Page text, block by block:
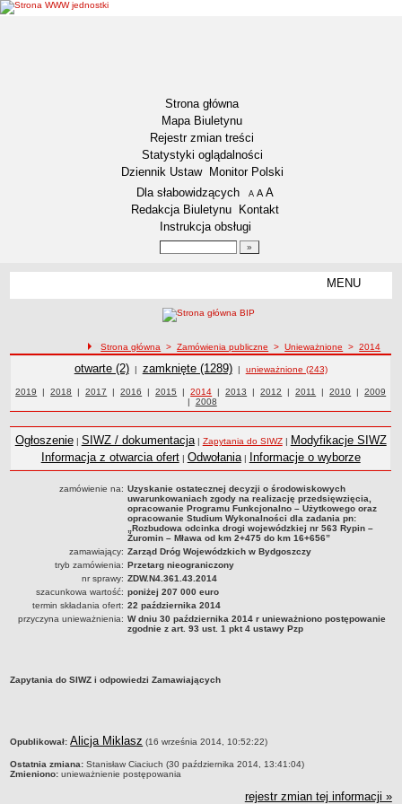
Strona główna
Mapa Biuletynu
Rejestr zmian treści
Statystyki oglądalności
Dziennik Ustaw
Monitor Polski
Menu dodatkowe
Dla słabowidzących A pomniejsz czcionkę
A standardowy rozmiar czcionki
A
Redakcja Biuletynu
Kontakt
Instrukcja obsługi
MENU
RAPORT O STANIE DOSTĘPNOŚCI
ZDW BYDGOSZCZ
Lokalizacja
Przedmiot działalności
Statut
Nadzór nad ZDW
Regulamin Organizacyjny
Schemat organizacyjny
Inspektor Ochrony Danych
Zgłoszenia zewnętrzne
PRACA W ZDW
Ogłoszenia o pracę
Wyniki naborów
Zezwolenie na prowadzenie robót
Zezwolenie na umieszczenie obiektu handlowego lub usługowego /
innych obiektów, reklam
ścieżka nawigacji
Strona główna >Zamówienia publiczne >Unieważnione >2014
Zamówienia publiczne
otwarte (2)| Zamówienia publiczne
zamknięte (1289)| Zamówienia publiczne
unieważnione (243)
Zamówienia publiczne z roku
2019 |Zamówienia publiczne z roku
2018 |Zamówienia publiczne z roku
2017 |Zamówienia publiczne z roku
2016 |Zamówienia publiczne z roku
2015 |Zamówienia publiczne z roku
2014 |Zamówienia publiczne z roku
2013 |Zamówienia publiczne z roku
2012 | Zamówienia publiczne z
2011 |
Zamówienia
2010 |
roku
2009
| Zamówienia publiczne z roku
2008
Ogłoszenie| SIWZ / dokumentacja| Zapytania do SIWZ| Modyfikacje SIWZ
Informacja z otwarcia ofert| Odwołania| Informacje o wyborze
zamówienie na: Uzyskanie ostatecznej decyzji o środowiskowych
uwarunkowaniach zgody na realizację przedsięwzięcia,
opracowanie Programu Funkcjonalno – Użytkowego oraz
opracowanie Studium Wykonalności dla zadania pn:
„Rozbudowa odcinka drogi wojewódzkiej nr 563 Rypin –
Żuromin – Mława od km 2+475 do km 16+656”
zamawiający: Zarząd Dróg Wojewódzkich w Bydgoszczy
tryb zamówienia: Przetarg nieograniczony
nr sprawy: ZDW.N4.361.43.2014
szacunkowa wartość: poniżej 207 000 euro
termin składania ofert: 22 października 2014
przyczyna unieważnienia: W dniu 30 października 2014 r unieważniono postępowanie
zgodnie z art. 93 ust. 1 pkt 4 ustawy Pzp
Zapytania do SIWZ i odpowiedzi Zamawiających
Opublikował: Alicja Miklasz (16 września 2014, 10:52:22)
Ostatnia zmiana: Stanisław Ciaciuch (30 października 2014, 13:41:04)
Zmieniono: unieważnienie postępowania
rejestr zmian tej informacji »